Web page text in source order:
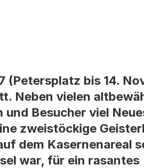
(Petersplatz bis 14.
Neben vielen
Besucher viel
zweistöckige
dem Kasernenareal
war, für ein rasantes